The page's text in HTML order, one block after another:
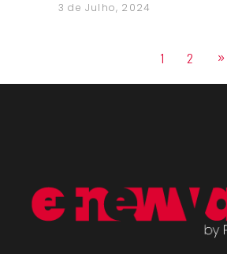
3 de Julho, 2024
1 2